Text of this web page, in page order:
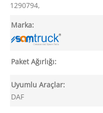
1290794,
Marka:
Paket Ağırlığı:
Uyumlu Araçlar:
DAF